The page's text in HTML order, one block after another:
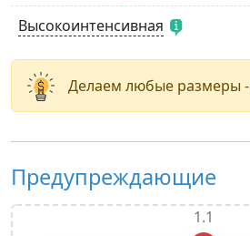
Высокоинтенсивная
Делаем любые размеры -
Предупреждающие
1.1